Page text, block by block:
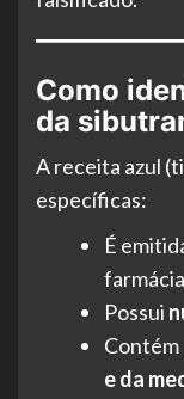
Como
da
A receita azul
específicas:
É
Possui
Contém
e da